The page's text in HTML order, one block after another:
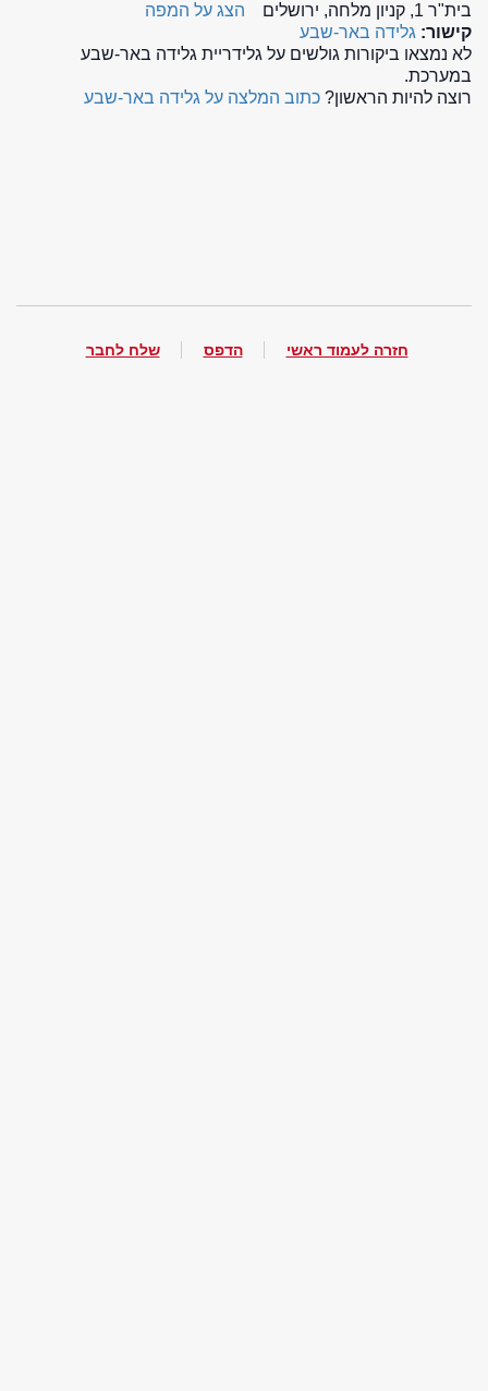
בית"ר 1, קניון מלחה, ירושלים
הצג על המפה
קישור: גלידה באר-שבע
לא נמצאו ביקורות גולשים על גלידריית גלידה באר-שבע
במערכת.
רוצה להיות הראשון? כתוב המלצה על גלידה באר-שבע
חזרה לעמוד ראשי הדפס שלח לחבר